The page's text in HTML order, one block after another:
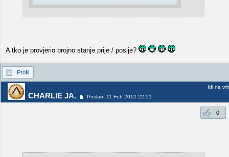
A tko je provjerio brojno stanje prije / poslje?
Profil
CHARLIE JA. Poslao: 11 Feb 2012 22:51
Idi na vrh
0